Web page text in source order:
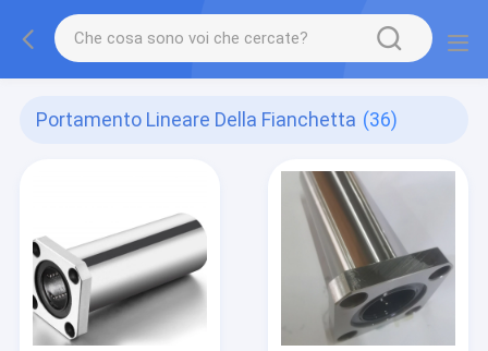
Portamento Lineare Della Fianchetta (36)